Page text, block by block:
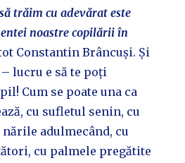
trăim cu adevărat este
noastre copilării în
Constantin Brâncuși. Și
lucru e să te poți
Cum se poate una ca
cu sufletul senin, cu
adulmecând, cu
cu palmele pregătite